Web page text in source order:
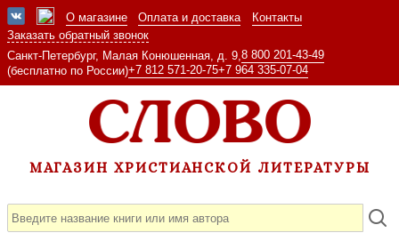
О магазине Оплата и доставка
Контакты
Заказать обратный звонок
Санкт-Петербург, Малая Конюшенная, д. 9, 8 800 201-43-49
(бесплатно по России)+7 812 571-20-75+7 964 335-07-04
МАГАЗИН ХРИСТИАНСКОЙ ЛИТЕРАТУРЫ